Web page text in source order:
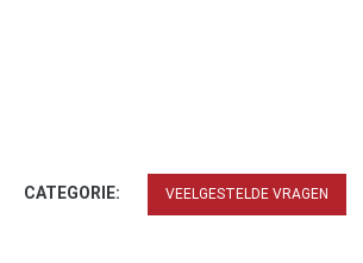
CATEGORIE: VEELGESTELDE VRAGEN